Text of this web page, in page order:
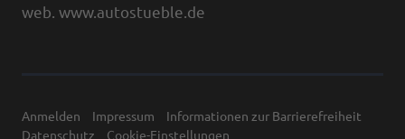
web. www.autostueble.de
Anmelden Impressum
Informationen zur Barrierefreiheit
Datenschutz
Cookie-Einstellungen